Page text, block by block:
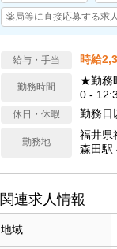
薬局等に直接応募する求人
給与・手当 時給
勤務時間
★勤務
0 -
休日・休暇 勤務日
勤務地
福井県
森田駅
関連求人情報
地域